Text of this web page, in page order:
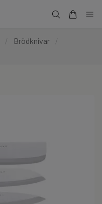
/ Brödknivar
/